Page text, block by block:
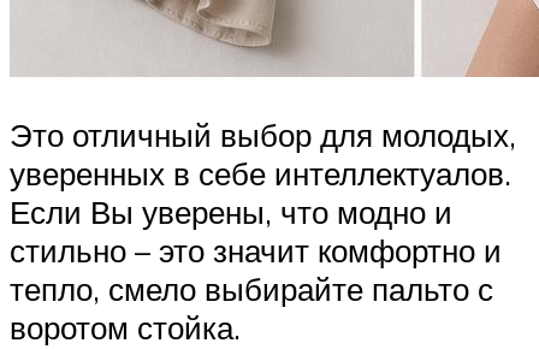
Это отличный выбор для молодых,
уверенных в себе интеллектуалов.
Если Вы уверены, что модно и
стильно – это значит комфортно и
тепло, смело выбирайте пальто с
воротом стойка.